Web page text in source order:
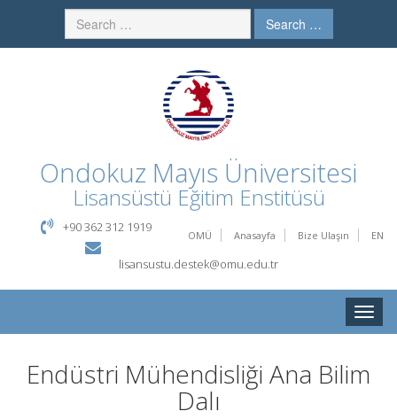
Search …
Ondokuz Mayıs Üniversitesi
Lisansüstü Eğitim Enstitüsü
OMÜ Anasayfa Bize Ulaşın EN
+90 362 312 1919
lisansustu.destek@omu.edu.tr
Toggle
Endüstri Mühendisliği Ana Bilim
Dalı